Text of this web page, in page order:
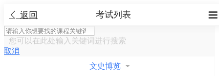
 返回 
考试列表
您可以在此处输入关键词进行搜索
取消
文史博览